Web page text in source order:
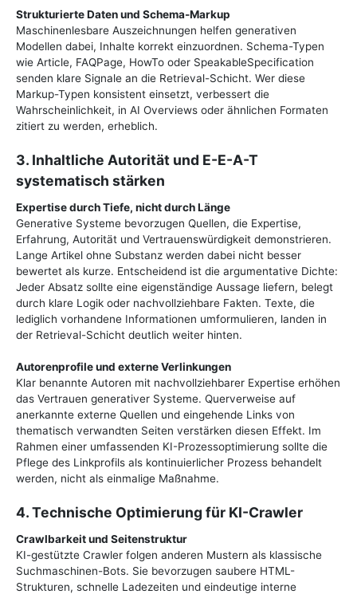
Strukturierte Daten und Schema-Markup
Maschinenlesbare Auszeichnungen helfen generativen
Modellen dabei, Inhalte korrekt einzuordnen. Schema-Typen
wie Article, FAQPage, HowTo oder SpeakableSpecification
senden klare Signale an die Retrieval-Schicht. Wer diese
Markup-Typen konsistent einsetzt, verbessert die
Wahrscheinlichkeit, in AI Overviews oder ähnlichen Formaten
zitiert zu werden, erheblich.
3. Inhaltliche Autorität und E-E-A-T
systematisch stärken
Expertise durch Tiefe, nicht durch Länge
Generative Systeme bevorzugen Quellen, die Expertise,
Erfahrung, Autorität und Vertrauenswürdigkeit demonstrieren.
Lange Artikel ohne Substanz werden dabei nicht besser
bewertet als kurze. Entscheidend ist die argumentative Dichte:
Jeder Absatz sollte eine eigenständige Aussage liefern, belegt
durch klare Logik oder nachvollziehbare Fakten. Texte, die
lediglich vorhandene Informationen umformulieren, landen in
der Retrieval-Schicht deutlich weiter hinten.
Autorenprofile und externe Verlinkungen
Klar benannte Autoren mit nachvollziehbarer Expertise erhöhen
das Vertrauen generativer Systeme. Querverweise auf
anerkannte externe Quellen und eingehende Links von
thematisch verwandten Seiten verstärken diesen Effekt. Im
Rahmen einer umfassenden KI-Prozessoptimierung sollte die
Pflege des Linkprofils als kontinuierlicher Prozess behandelt
werden, nicht als einmalige Maßnahme.
4. Technische Optimierung für KI-Crawler
Crawlbarkeit und Seitenstruktur
KI-gestützte Crawler folgen anderen Mustern als klassische
Suchmaschinen-Bots. Sie bevorzugen saubere HTML-
Strukturen, schnelle Ladezeiten und eindeutige interne